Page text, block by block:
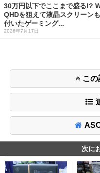
30万円以下でここまで盛る!?
QHDを狙えて液晶スクリーンも
付いたゲーミング...
2026年7月17日
この
次に